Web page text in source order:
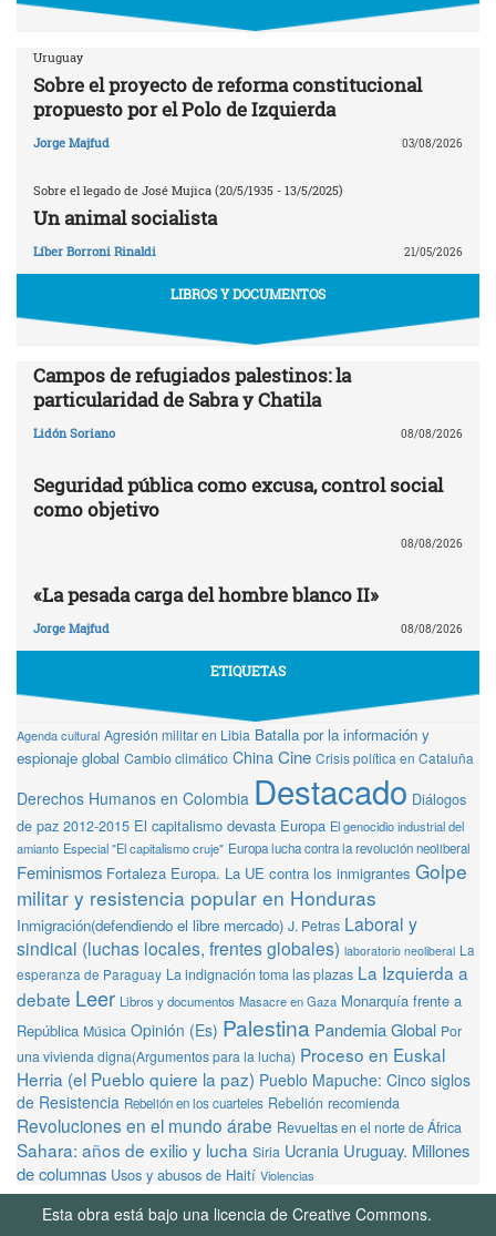
Uruguay
Sobre el proyecto de reforma constitucional
propuesto por el Polo de Izquierda
Jorge Majfud 03/08/2026
Sobre el legado de José Mujica (20/5/1935 - 13/5/2025)
Un animal socialista
Líber Borroni Rinaldi 21/05/2026
LIBROS Y DOCUMENTOS
Campos de refugiados palestinos: la
particularidad de Sabra y Chatila
Lidón Soriano 08/08/2026
Seguridad pública como excusa, control social
como objetivo
08/08/2026
«La pesada carga del hombre blanco II»
Jorge Majfud 08/08/2026
ETIQUETAS
Agenda cultural Agresión militar en Libia Batalla por la información y
espionaje global Cambio climático China Cine Crisis política en Cataluña
Derechos Humanos en Colombia Destacado Diálogos
de paz 2012-2015 El capitalismo devasta Europa El genocidio industrial del
amianto Especial "El capitalismo cruje" Europa lucha contra la revolución neoliberal
Feminismos Fortaleza Europa. La UE contra los inmigrantes Golpe
militar y resistencia popular en Honduras
Inmigración(defendiendo el libre mercado) J. Petras Laboral y
sindical (luchas locales, frentes globales) laboratorio neoliberal La
esperanza de Paraguay La indignación toma las plazas La Izquierda a
debate Leer Libros y documentos Masacre en Gaza Monarquía frente a
República Música Opinión (Es) Palestina Pandemia Global Por
una vivienda digna(Argumentos para la lucha) Proceso en Euskal
Herria (el Pueblo quiere la paz) Pueblo Mapuche: Cinco siglos
de Resistencia Rebelión en los cuarteles Rebelión recomienda
Revoluciones en el mundo árabe Revueltas en el norte de África
Sahara: años de exilio y lucha Siria Ucrania Uruguay. Millones
de columnas Usos y abusos de Haití Violencias
Esta obra está bajo una licencia de Creative Commons.